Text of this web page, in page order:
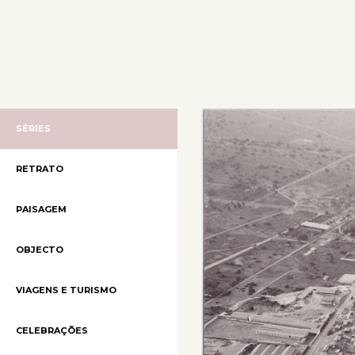
SÉRIES
RETRATO
PAISAGEM
OBJECTO
VIAGENS E TURISMO
CELEBRAÇÕES